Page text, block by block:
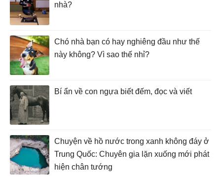
nhà?
Chó nhà bạn có hay nghiêng đầu như thế
này không? Vì sao thế nhỉ?
Bí ẩn về con ngựa biết đếm, đọc và viết
Chuyện về hồ nước trong xanh không đáy ở
Trung Quốc: Chuyên gia lặn xuống mới phát
hiện chân tướng